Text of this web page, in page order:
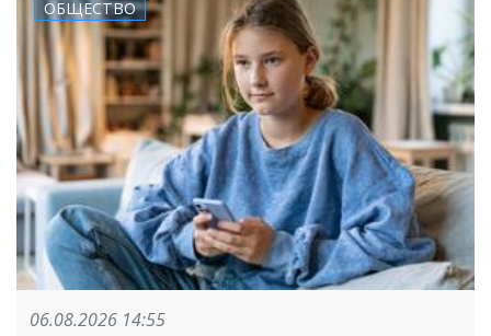
ОБЩЕСТВО
06.08.2026 14:55